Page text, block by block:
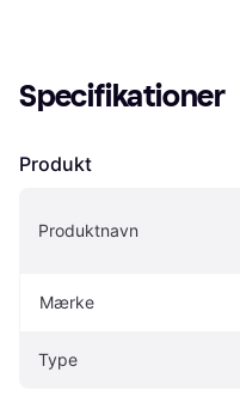
Specifikationer
Produkt
Produktnavn
Mærke
Type